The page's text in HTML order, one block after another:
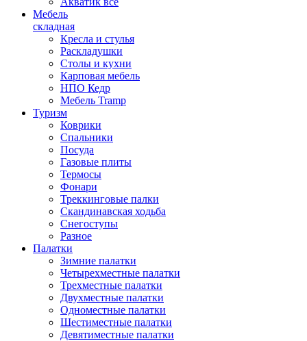
Мебель
складная
Кресла и стулья
Раскладушки
Столы и кухни
Карповая мебель
НПО Кедр
Мебель Tramp
Туризм
Коврики
Спальники
Посуда
Газовые плиты
Термосы
Фонари
Треккинговые палки
Скандинавская ходьба
Снегоступы
Разное
Палатки
Зимние палатки
Четырехместные палатки
Трехместные палатки
Двухместные палатки
Одноместные палатки
Шестиместные палатки
Девятиместные палатки